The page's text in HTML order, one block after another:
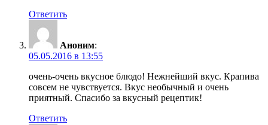
Ответить
Аноним:
05.05.2016 в 13:55
очень-очень вкусное блюдо! Нежнейший вкус. Крапива
совсем не чувствуется. Вкус необычный и очень
приятный. Спасибо за вкусный рецептик!
Ответить